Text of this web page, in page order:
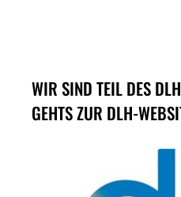
WIR SIND TEIL DES
GEHTS ZUR DLH-